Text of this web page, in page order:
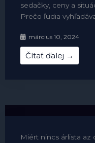
sedačky, ceny a
Prečo ľudia
március 10, 2024
Čítať ďalej →
Miért nincs árlista az